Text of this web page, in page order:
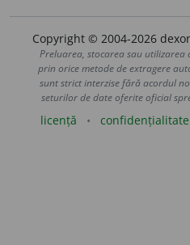
Copyright © 2004-2026
Preluarea, stocarea sau utilizarea
prin orice metode de extragere
sunt strict interzise fără acordul
seturilor de date oferite oficial
licență confidențialitate